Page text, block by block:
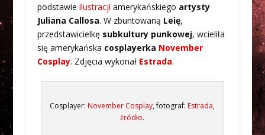
podstawie ilustracji amerykańskiego artysty
Juliana Callosa. W zbuntowaną Leię,
przedstawicielkę subkultury punkowej, wcieliła
się amerykańska cosplayerka November
Cosplay. Zdjęcia wykonał Estrada.
Cosplayer: November Cosplay, fotograf: Estrada,
źródło.